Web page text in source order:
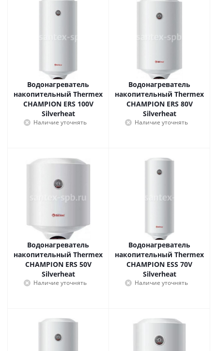
Водонагреватель
накопительный Thermex
CHAMPION ERS 100V
Silverheat
Наличие уточнять
Водонагреватель
накопительный Thermex
CHAMPION ERS 80V
Silverheat
Наличие уточнять
Водонагреватель
накопительный Thermex
CHAMPION ERS 50V
Silverheat
Наличие уточнять
Водонагреватель
накопительный Thermex
CHAMPION ESS 70V
Silverheat
Наличие уточнять